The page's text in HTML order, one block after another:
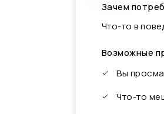
Зачем
Что-то в
Возможные
Вы
Что-то